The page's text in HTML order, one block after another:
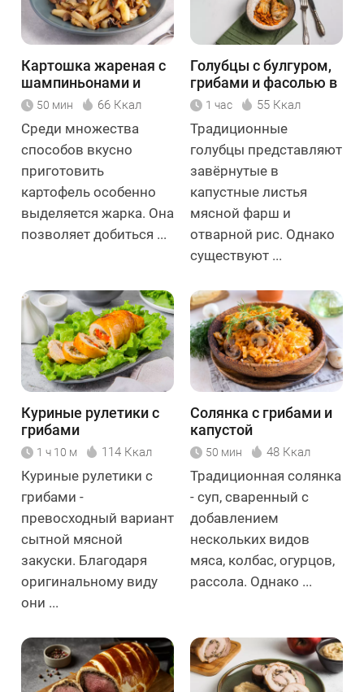
Картошка жареная с
шампиньонами и
луком
50 мин 66 Ккал
Среди множества
способов вкусно
приготовить
картофель особенно
выделяется жарка. Она
позволяет добиться ...
Голубцы с булгуром,
грибами и фасолью в
томатном соусе
1 час 55 Ккал
Традиционные
голубцы представляют
завёрнутые в
капустные листья
мясной фарш и
отварной рис. Однако
существуют ...
Куриные рулетики с
грибами
1 ч 10 м 114 Ккал
Куриные рулетики с
грибами -
превосходный вариант
сытной мясной
закуски. Благодаря
оригинальному виду
они ...
Солянка с грибами и
капустой
50 мин 48 Ккал
Традиционная солянка
- суп, сваренный с
добавлением
нескольких видов
мяса, колбас, огурцов,
рассола. Однако ...